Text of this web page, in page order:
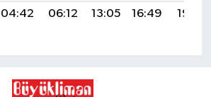
04:42 06:12 13:05 16:49 19:48